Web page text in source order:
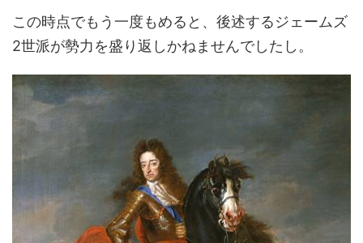
この時点でもう一度もめると、後述するジェームズ
2世派が勢力を盛り返しかねませんでしたし。